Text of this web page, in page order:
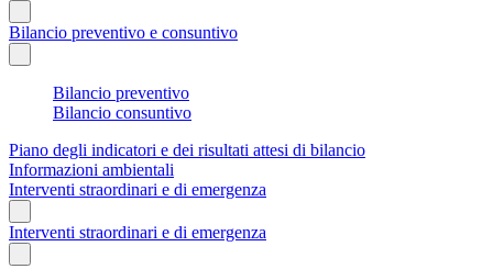
Bilancio preventivo e consuntivo
Bilancio preventivo
Bilancio consuntivo
Piano degli indicatori e dei risultati attesi di bilancio
Informazioni ambientali
Interventi straordinari e di emergenza
Interventi straordinari e di emergenza